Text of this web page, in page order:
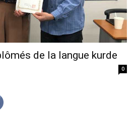
de la langue kurde
0